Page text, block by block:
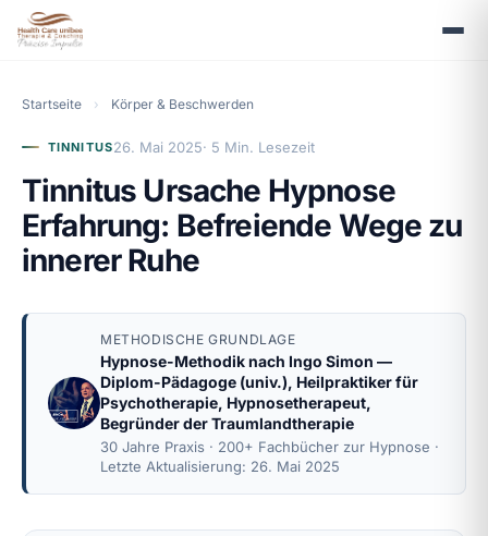
Startseite › Körper & Beschwerden
TINNITUS26. Mai 2025· 5 Min. Lesezeit
Tinnitus Ursache Hypnose
Erfahrung: Befreiende Wege zu
innerer Ruhe
METHODISCHE GRUNDLAGE
Hypnose-Methodik nach Ingo Simon —
Diplom-Pädagoge (univ.), Heilpraktiker für
Psychotherapie, Hypnosetherapeut,
Begründer der Traumlandtherapie
30 Jahre Praxis · 200+ Fachbücher zur Hypnose ·
Letzte Aktualisierung: 26. Mai 2025